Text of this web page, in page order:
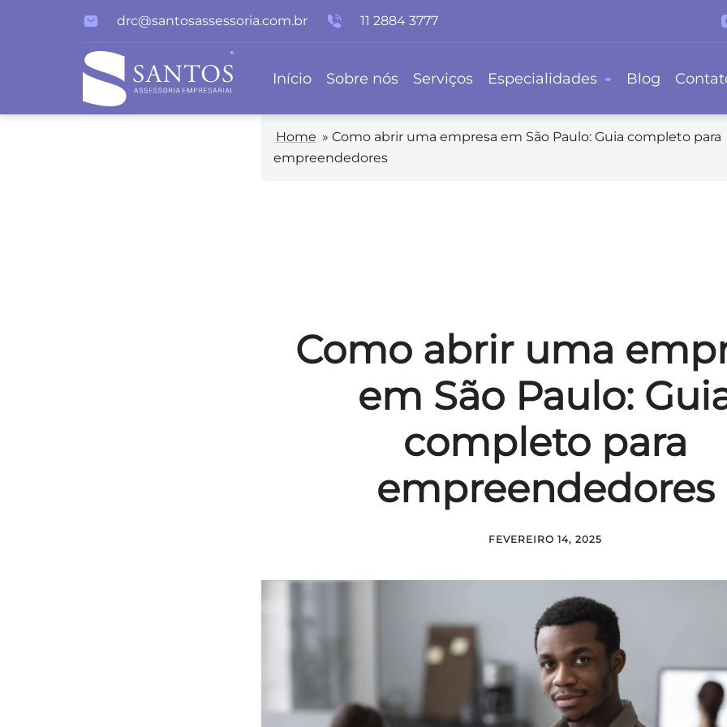
drc@santosassessoria.com.br 11 2884 3777
Início Sobre nós Serviços Especialidades Blog
Home » Como abrir uma empresa em São Paulo: Guia completo para
empreendedores
Como abrir uma
em São Paulo:
completo para
empreendedores
FEVEREIRO 14, 2025